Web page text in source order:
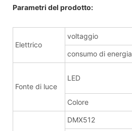
Parametri del prodotto:
Elettrico
voltaggio
consumo di energia
Fonte di luce
LED
Colore
DMX512